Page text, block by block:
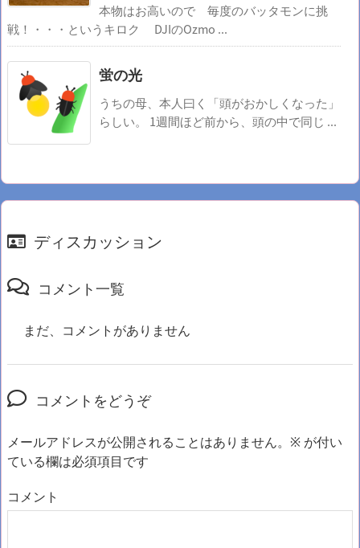
本物はお高いので 毎度のバッタモンに挑
戦！・・・というキロク DJIのOzmo ...
蛍の光
うちの母、本人曰く「頭がおかしくなった」
らしい。 1週間ほど前から、頭の中で同じ ...
ディスカッション
コメント一覧
まだ、コメントがありません
コメントをどうぞ
メールアドレスが公開されることはありません。 ※ が付い
ている欄は必須項目です
コメント